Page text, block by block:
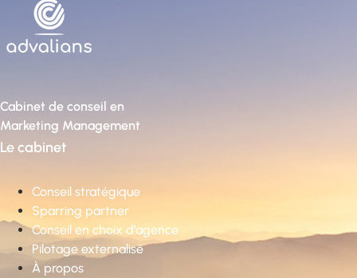
Cabinet de conseil en
Marketing Management
Le cabinet
Conseil stratégique
Sparring partner
Conseil en choix d’agence
Pilotage externalisé
À propos